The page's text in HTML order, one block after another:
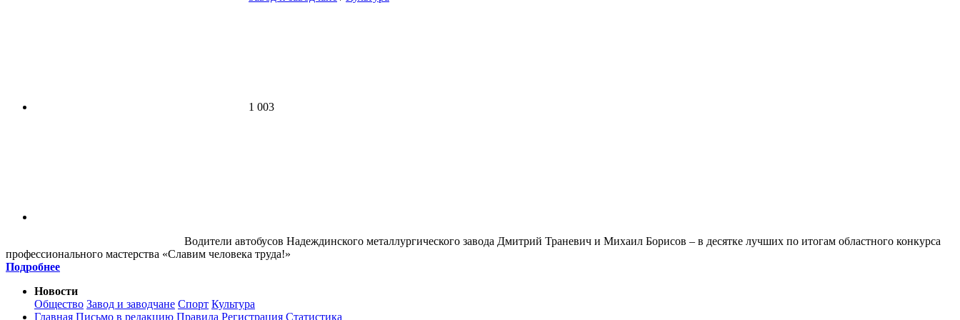
1 003
Водители автобусов Надеждинского металлургического завода Дмитрий Траневич и Михаил Борисов – в десятке лучших по итогам областного конкурса
профессионального мастерства «Славим человека труда!»
Подробнее
Новости
Общество Завод и заводчане Спорт Культура
Главная Письмо в редакцию Правила Регистрация Статистика